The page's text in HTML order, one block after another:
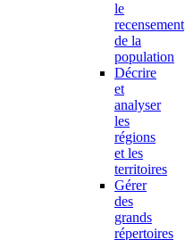
le
recensement
de la
population
Décrire
et
analyser
les
régions
et les
territoires
Gérer
des
grands
répertoires